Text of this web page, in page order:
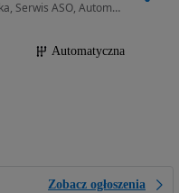
1332 cm3 • 140 KM • 1.3 TCe, Salon Polska, Serwis ASO, Automat, Skóra, Navi, Klimatronic,
Automatyczna
Zobacz ogłoszenia